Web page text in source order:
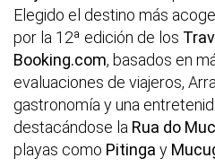
Elegido el destino más
por la 12ª edición de los
Booking.com, basados en
evaluaciones de viajeros,
gastronomía y una
destacándose la Rua do
playas como Pitinga y